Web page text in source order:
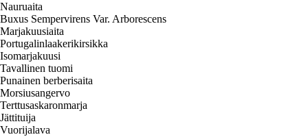
Nauruaita
Buxus Sempervirens Var. Arborescens
Marjakuusiaita
Portugalinlaakerikirsikka
Isomarjakuusi
Tavallinen tuomi
Punainen berberisaita
Morsiusangervo
Terttusaskaronmarja
Jättituija
Vuorijalava